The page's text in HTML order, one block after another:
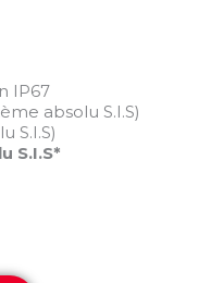
IP67
absolu S.I.S)
S.I.S)
S.I.S*